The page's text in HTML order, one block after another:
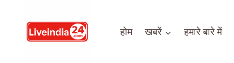
होम खबरें हमारे बारे में